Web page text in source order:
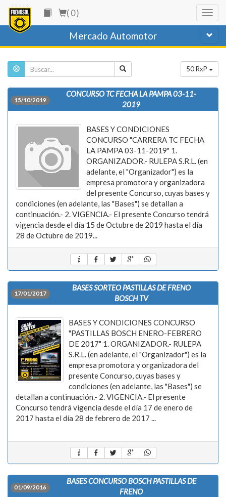
( 0 )
Mercado Automotor
50 RxP
15/10/2019
CONCURSO TC FECHA LA PAMPA 03-11-
2019
BASES Y CONDICIONES
CONCURSO "CARRERA TC FECHA
LA PAMPA 03-11-2019" 1.
ORGANIZADOR.- RULEPA S.R.L. (en
adelante, el "Organizador") es la
empresa promotora y organizadora
del presente Concurso, cuyas bases y
condiciones (en adelante, las "Bases") se detallan a
continuación.- 2. VIGENCIA.- El presente Concurso tendrá
vigencia desde el día 15 de Octubre de 2019 hasta el día
28 de Octubre de 2019...
17/01/2017
BASES SORTEO PASTILLAS DE FRENO
BOSCH TV
BASES Y CONDICIONES CONCURSO
"PASTILLAS BOSCH ENERO-FEBRERO
DE 2017" 1. ORGANIZADOR.- RULEPA
S.R.L. (en adelante, el "Organizador") es la
empresa promotora y organizadora del
presente Concurso, cuyas bases y
condiciones (en adelante, las "Bases") se
detallan a continuación.- 2. VIGENCIA.- El presente
Concurso tendrá vigencia desde el día 17 de enero de
2017 hasta el día 28 de febrero de 2017 ...
01/09/2016
BASES CONCURSO BOSCH PASTILLAS DE
FRENO